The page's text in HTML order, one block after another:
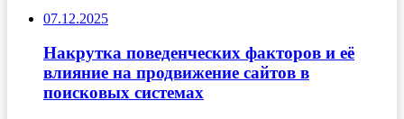
07.12.2025
Накрутка поведенческих факторов и её
влияние на продвижение сайтов в
поисковых системах